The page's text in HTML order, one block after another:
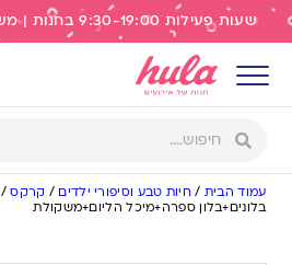
שעות פעילות 9:30-19:00 בחנות | משלוח חינם מעל 299 ש"ח
עמוד הבית /חיות טבע וסיפורי ילדים / קרקס/
בלונים+בלון ספרה+מיכל הליום+משקולת